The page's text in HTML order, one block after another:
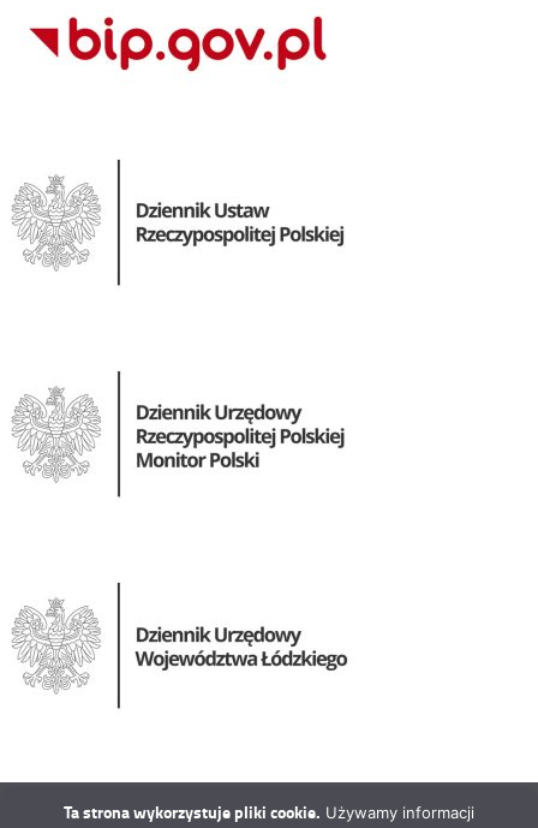
Ta strona wykorzystuje pliki cookie. Używamy informacji